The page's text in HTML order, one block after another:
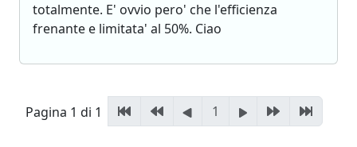
totalmente. E' ovvio pero' che l'efficienza
frenante e limitata' al 50%. Ciao
Pagina 1 di 1 1